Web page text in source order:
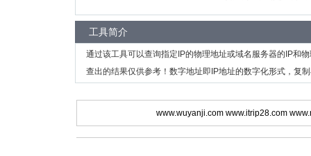
工具简介
通过该工具可以查询指定IP的物理地址或域名服务器的IP和
查出的结果仅供参考！数字地址即IP地址的数字化形式，复
www.wuyanji.com www.itrip28.com